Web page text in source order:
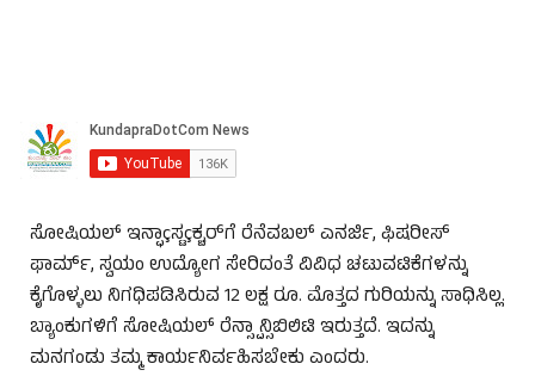
ಸೋಷಿಯಲ್ ಇನ್ಫಾçಸ್ಟçಕ್ಚರ್‌ಗೆ ರೆನೆವಬಲ್ ಎನರ್ಜಿ, ಫಿಷರೀಸ್
ಫಾರ್ಮ್, ಸ್ವಯಂ ಉದ್ಯೋಗ ಸೇರಿದಂತೆ ವಿವಿಧ ಚಟುವಟಿಕೆಗಳನ್ನು
ಕೈಗೊಳ್ಳಲು ನಿಗಧಿಪಡಿಸಿರುವ 12 ಲಕ್ಷ ರೂ. ಮೊತ್ತದ ಗುರಿಯನ್ನು ಸಾಧಿಸಿಲ್ಲ.
ಬ್ಯಾಂಕುಗಳಿಗೆ ಸೋಷಿಯಲ್ ರೆನ್ಸ್ಪಾನ್ಸಿಬಿಲಿಟಿ ಇರುತ್ತದೆ. ಇದನ್ನು
ಮನಗಂಡು ತಮ್ಮ ಕಾರ್ಯನಿರ್ವಹಿಸಬೇಕು ಎಂದರು.